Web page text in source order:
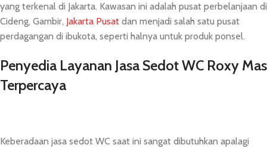
yang terkenal di Jakarta. Kawasan ini adalah pusat perbelanjaan di
Cideng, Gambir, Jakarta Pusat dan menjadi salah satu pusat
perdagangan di ibukota, seperti halnya untuk produk ponsel.
Penyedia Layanan Jasa Sedot WC Roxy Mas
Terpercaya
Keberadaan jasa sedot WC saat ini sangat dibutuhkan apalagi